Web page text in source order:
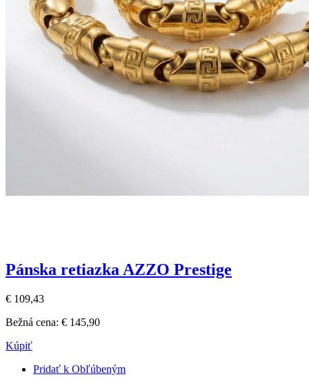
Pánska retiazka AZZO Prestige
€ 109,43
Bežná cena: € 145,90
Kúpiť
Pridať k Obľúbeným